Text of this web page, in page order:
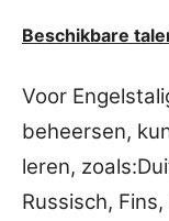
Beschikbare
Voor
beheersen,
leren, zoals:
Russisch,